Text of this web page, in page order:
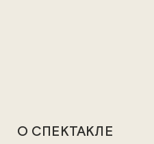
О СПЕКТАКЛЕ